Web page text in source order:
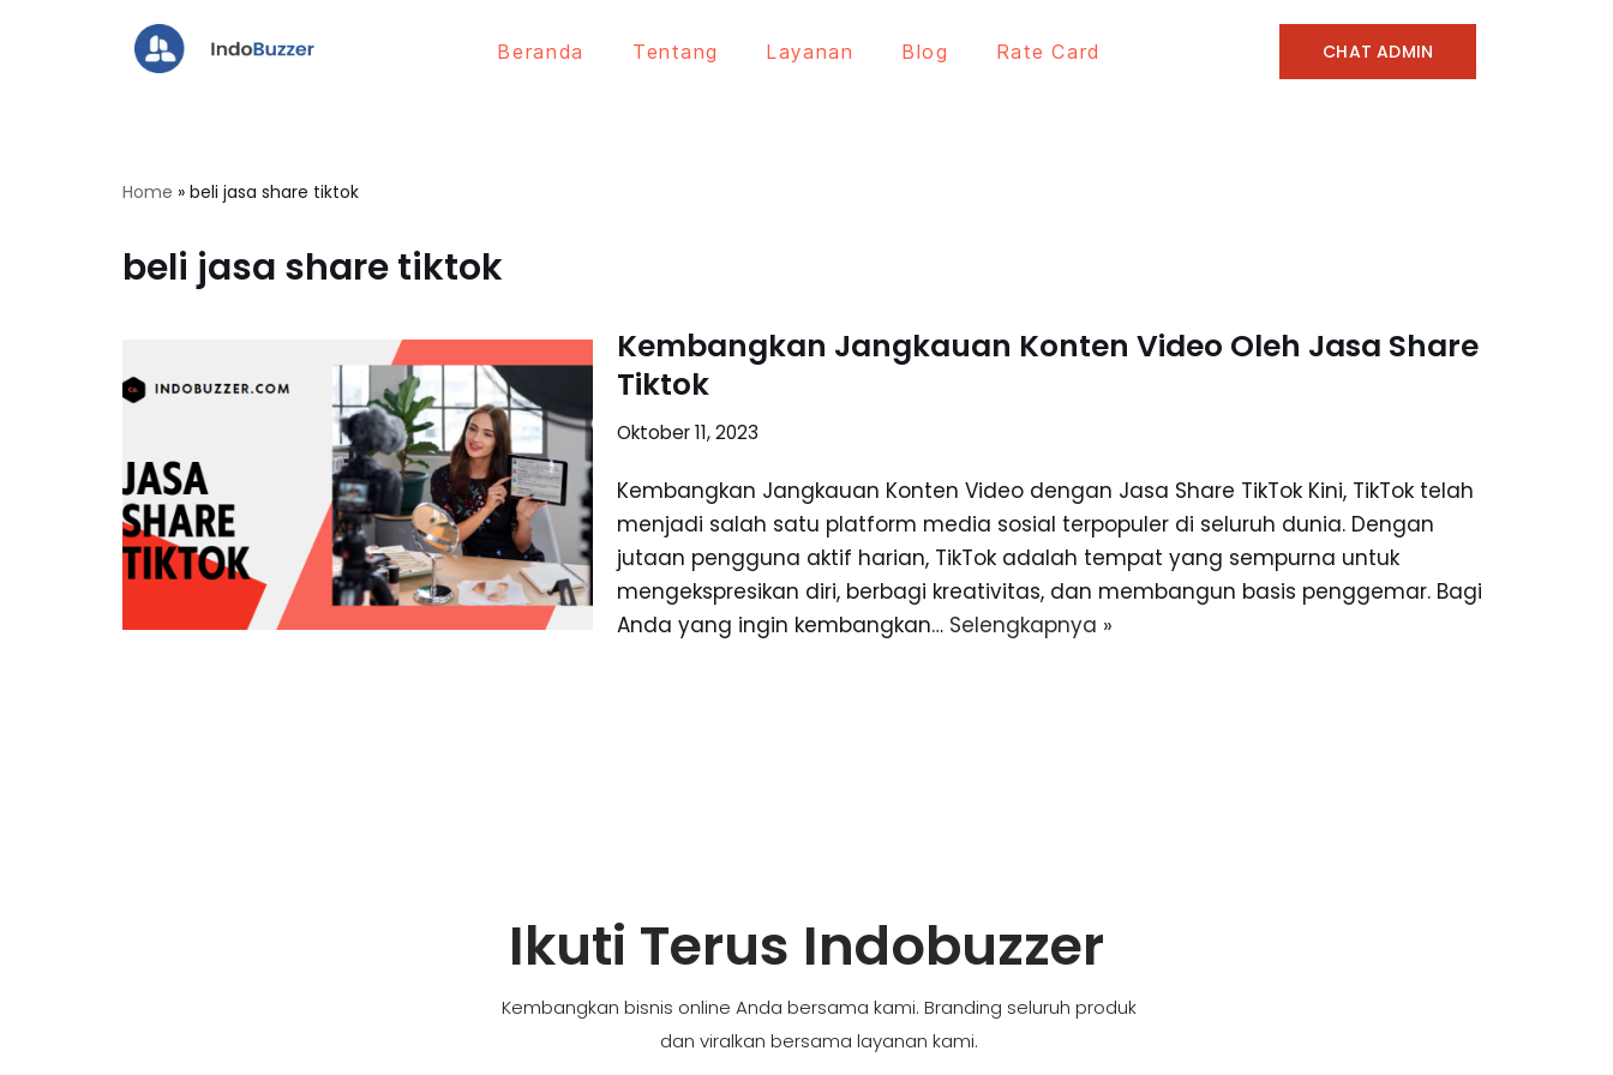
Beranda Tentang Layanan Blog Rate Card CHAT ADMIN
Home » beli jasa share tiktok
beli jasa share tiktok
Kembangkan Jangkauan Konten Video Oleh Jasa Share
Tiktok
Oktober 11, 2023
Kembangkan Jangkauan Konten Video dengan Jasa Share TikTok Kini, TikTok telah
menjadi salah satu platform media sosial terpopuler di seluruh dunia. Dengan
jutaan pengguna aktif harian, TikTok adalah tempat yang sempurna untuk
mengekspresikan diri, berbagi kreativitas, dan membangun basis penggemar. Bagi
Anda yang ingin kembangkan… Selengkapnya »
Ikuti Terus Indobuzzer
Kembangkan bisnis online Anda bersama kami. Branding seluruh produk
dan viralkan bersama layanan kami.